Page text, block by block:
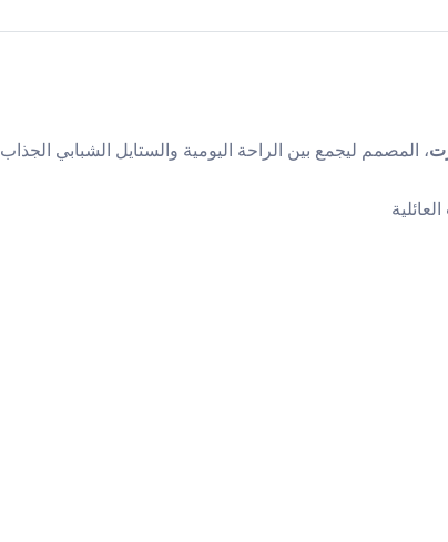
، المصمم ليجمع بين الراحة اليومية والستايل الشبابي الجذاب